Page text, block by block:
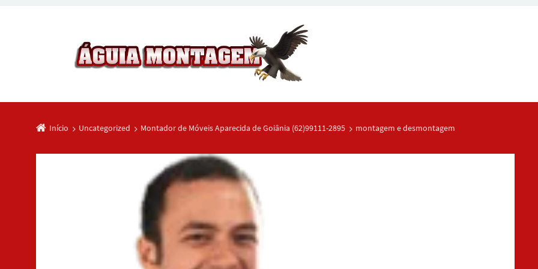
Início Uncategorized Montador de Móveis Aparecida de Goiânia (62)99111-2895 montagem e desmontagem